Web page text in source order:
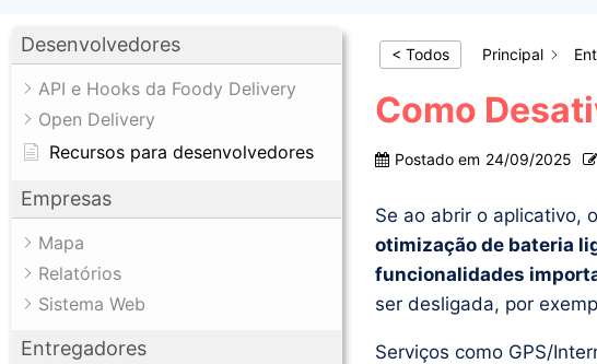
Desenvolvedores
API e Hooks da Foody Delivery
Open Delivery
Recursos para desenvolvedores
Empresas
Mapa
Relatórios
Sistema Web
Entregadores
< Todos Principal
Como
Postado em 24/09/2025
Se ao abrir o aplicativo,
otimização de bateria
funcionalidades
ser desligada, por
Serviços como GPS/